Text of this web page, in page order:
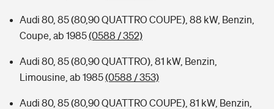
Audi 80, 85 (80,90 QUATTRO COUPE), 88 kW, Benzin,
Coupe, ab 1985(0588 / 352)
Audi 80, 85 (80,90 QUATTRO), 81 kW, Benzin,
Limousine, ab 1985(0588 / 353)
Audi 80, 85 (80,90 QUATTRO COUPE), 81 kW, Benzin,